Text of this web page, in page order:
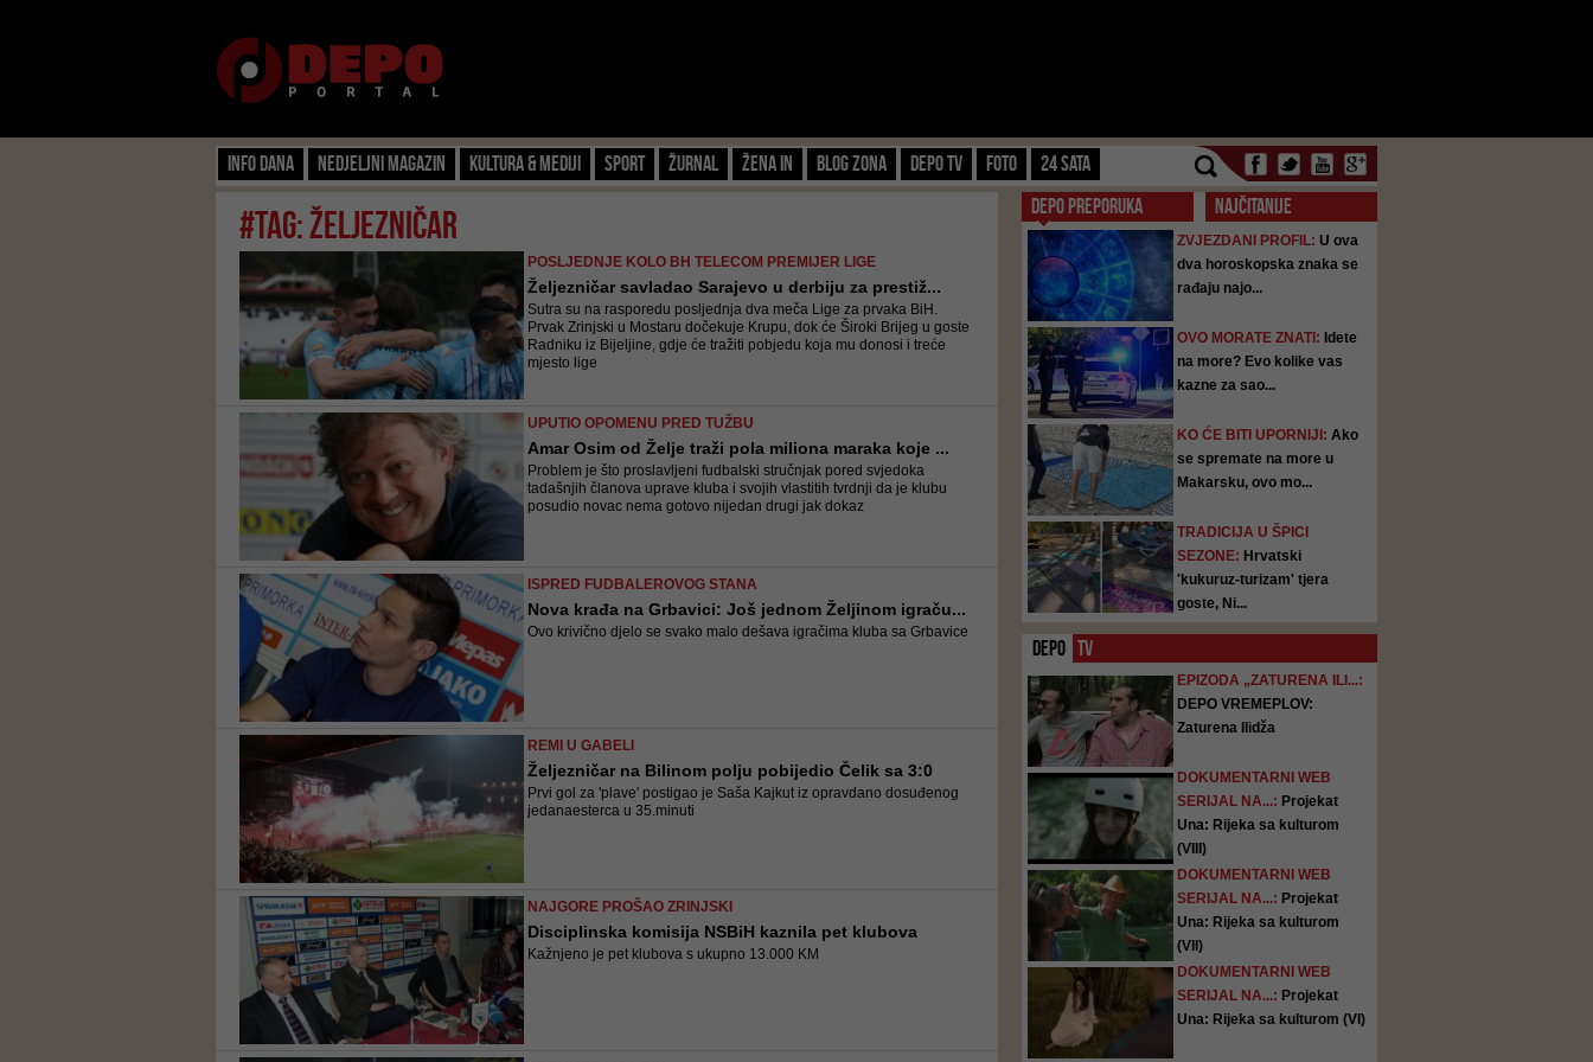
Info dana Nedjeljni magazin Kultura & Mediji Sport Žurnal Žena IN Blog zona Depo TV FOTO 24 SATA
#tag: željezničar
POSLJEDNJE KOLO BH TELECOM PREMIJER LIGE
Željezničar savladao Sarajevo u derbiju za prestiž...
Sutra su na rasporedu posljednja dva meča Lige za prvaka BiH.
Prvak Zrinjski u Mostaru dočekuje Krupu, dok će Široki Brijeg u goste
Radniku iz Bijeljine, gdje će tražiti pobjedu koja mu donosi i treće
mjesto lige
UPUTIO OPOMENU PRED TUŽBU
Amar Osim od Želje traži pola miliona maraka koje ...
Problem je što proslavljeni fudbalski stručnjak pored svjedoka
tadašnjih članova uprave kluba i svojih vlastitih tvrdnji da je klubu
posudio novac nema gotovo nijedan drugi jak dokaz
ISPRED FUDBALEROVOG STANA
Nova krađa na Grbavici: Još jednom Željinom igraču...
Ovo krivično djelo se svako malo dešava igračima kluba sa Grbavice
REMI U GABELI
Željezničar na Bilinom polju pobijedio Čelik sa 3:0
Prvi gol za 'plave' postigao je Saša Kajkut iz opravdano dosuđenog
jedanaesterca u 35.minuti
NAJGORE PROŠAO ZRINJSKI
Disciplinska komisija NSBiH kaznila pet klubova
Kažnjeno je pet klubova s ukupno 13.000 KM
DEPO PREPORUKA NAJČITANIJE
ZVJEZDANI PROFIL: U ova
dva horoskopska znaka se
rađaju najo...
OVO MORATE ZNATI: Idete
na more? Evo kolike vas
kazne za sao...
KO ĆE BITI UPORNIJI: Ako
se spremate na more u
Makarsku, ovo mo...
TRADICIJA U ŠPICI
SEZONE: Hrvatski
'kukuruz-turizam' tjera
goste, Ni...
DEPO TV
EPIZODA „ZATURENA ILI...:
DEPO VREMEPLOV:
Zaturena Ilidža
DOKUMENTARNI WEB
SERIJAL NA...: Projekat
Una: Rijeka sa kulturom
(VIII)
DOKUMENTARNI WEB
SERIJAL NA...: Projekat
Una: Rijeka sa kulturom
(VII)
DOKUMENTARNI WEB
SERIJAL NA...: Projekat
Una: Rijeka sa kulturom (VI)